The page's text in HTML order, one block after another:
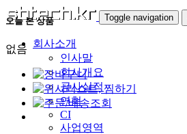
Toggle navigation
회사소개
인사말
회사개요
공사실적
연혁
CI
사업영역
오늘 본 상품
없음